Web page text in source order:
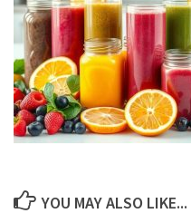
YOU MAY ALSO LIKE...